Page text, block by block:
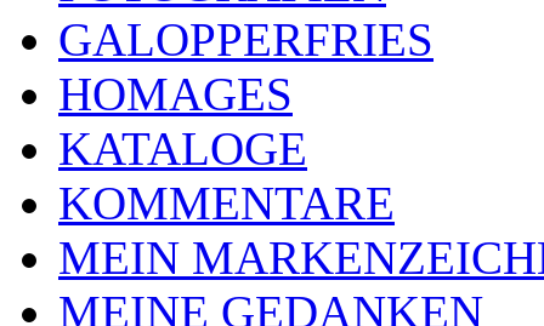
GALOPPERFRIES
HOMAGES
KATALOGE
KOMMENTARE
MEIN
MEINE GEDANKEN